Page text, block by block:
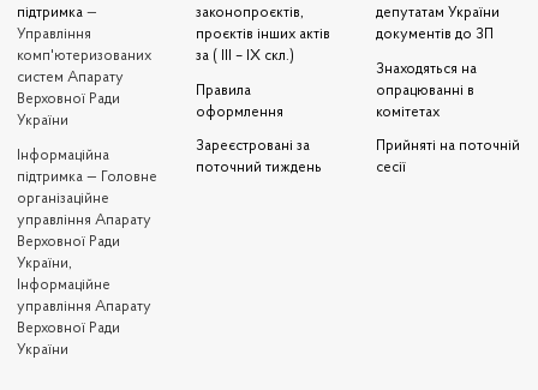
підтримка —
Управління
комп'ютеризованих
систем Апарату
Верховної Ради
України
Iнформаційна
підтримка — Головне
організаційне
управління Апарату
Верховної Ради
України,
Інформаційне
управління Апарату
Верховної Ради
України
законопроєктів,
проєктів інших актів
за ( III – IX скл.)
Правила
оформлення
Зареєстровані за
поточний тиждень
депутатам України
документів до ЗП
Знаходяться на
опрацюванні в
комітетах
Прийняті на поточній
сесії